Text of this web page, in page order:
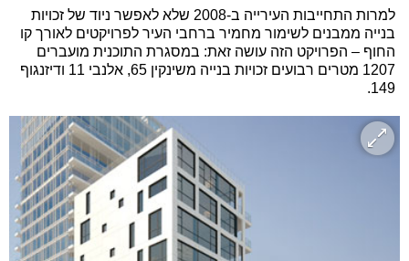
למרות התחייבות העירייה ב-2008 שלא לאפשר ניוד של זכויות
בנייה ממבנים לשימור מחמיר ברחבי העיר לפרויקטים לאורך קו
החוף – הפרויקט הזה עושה זאת: במסגרת התוכנית מועברים
1207 מטרים רבועים זכויות בנייה משינקין 65, אלנבי 11 ודיזנגוף
149.